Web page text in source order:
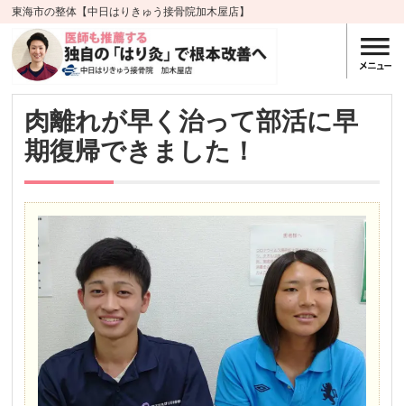
東海市の整体【中日はりきゅう接骨院加木屋店】
肉離れが早く治って部活に早
期復帰できました！